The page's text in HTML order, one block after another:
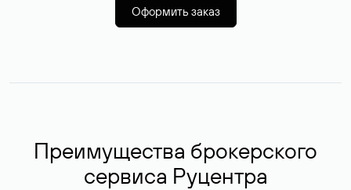
Оформить заказ
Преимущества брокерского
сервиса Руцентра